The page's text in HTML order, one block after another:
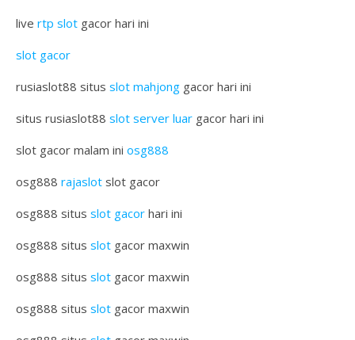
live rtp slot gacor hari ini
slot gacor
rusiaslot88 situs slot mahjong gacor hari ini
situs rusiaslot88 slot server luar gacor hari ini
slot gacor malam ini osg888
osg888 rajaslot slot gacor
osg888 situs slot gacor hari ini
osg888 situs slot gacor maxwin
osg888 situs slot gacor maxwin
osg888 situs slot gacor maxwin